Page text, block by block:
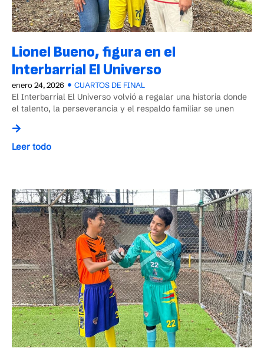
Lionel Bueno, figura en el
Interbarrial El Universo
enero 24, 2026 CUARTOS DE FINAL
El Interbarrial El Universo volvió a regalar una historia donde
el talento, la perseverancia y el respaldo familiar se unen
Leer todo